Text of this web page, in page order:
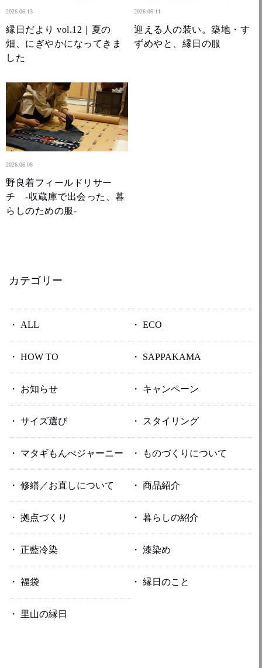
2026.06.13
縁日だより vol.12｜夏の
畑、にぎやかになってきま
した
2026.06.11
迎える人の装い。築地・す
ずめやと、縁日の服
2026.06.08
野良着フィールドリサー
チ -収蔵庫で出会った、暮
らしのための服-
カテゴリー
ALL ECO
HOW TO SAPPAKAMA
お知らせ キャンペーン
サイズ選び スタイリング
マタギもんぺジャーニー ものづくりについて
修繕／お直しについて 商品紹介
拠点づくり 暮らしの紹介
正藍冷染 漆染め
福袋 縁日のこと
里山の縁日